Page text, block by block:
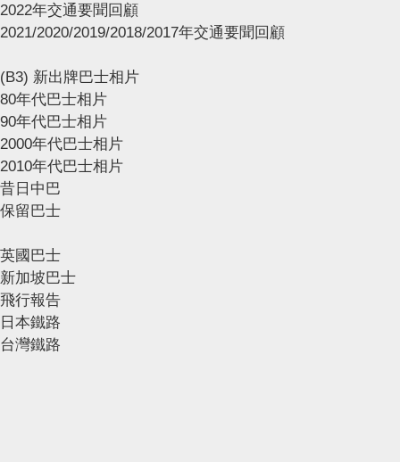
2022年交通要聞回顧
2021/2020/2019/2018/2017年交通要聞回顧
(B3) 新出牌巴士相片
80年代巴士相片
90年代巴士相片
2000年代巴士相片
2010年代巴士相片
昔日中巴
保留巴士
英國巴士
新加坡巴士
飛行報告
日本鐵路
台灣鐵路